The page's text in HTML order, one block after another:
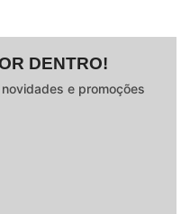
DENTRO!
e promoções